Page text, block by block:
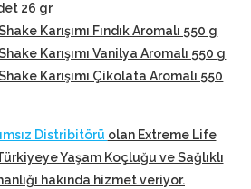
26 gr
Karışımı Fındık Aromalı 550 g
Karışımı Vanilya Aromalı 550 g
Karışımı Çikolata Aromalı 550
Distribitörü olan Extreme Life
Yaşam Koçluğu ve Sağlıklı
hakında hizmet veriyor.